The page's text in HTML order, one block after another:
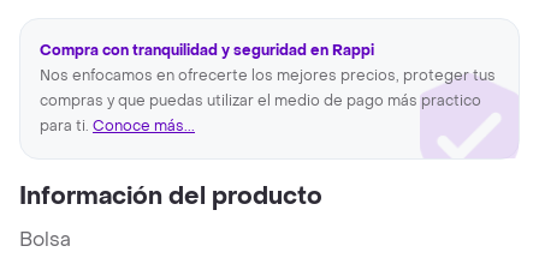
Compra con tranquilidad y seguridad en Rappi
Nos enfocamos en ofrecerte los mejores precios, proteger tus
compras y que puedas utilizar el medio de pago más practico
para ti. Conoce más...
Información del producto
Bolsa